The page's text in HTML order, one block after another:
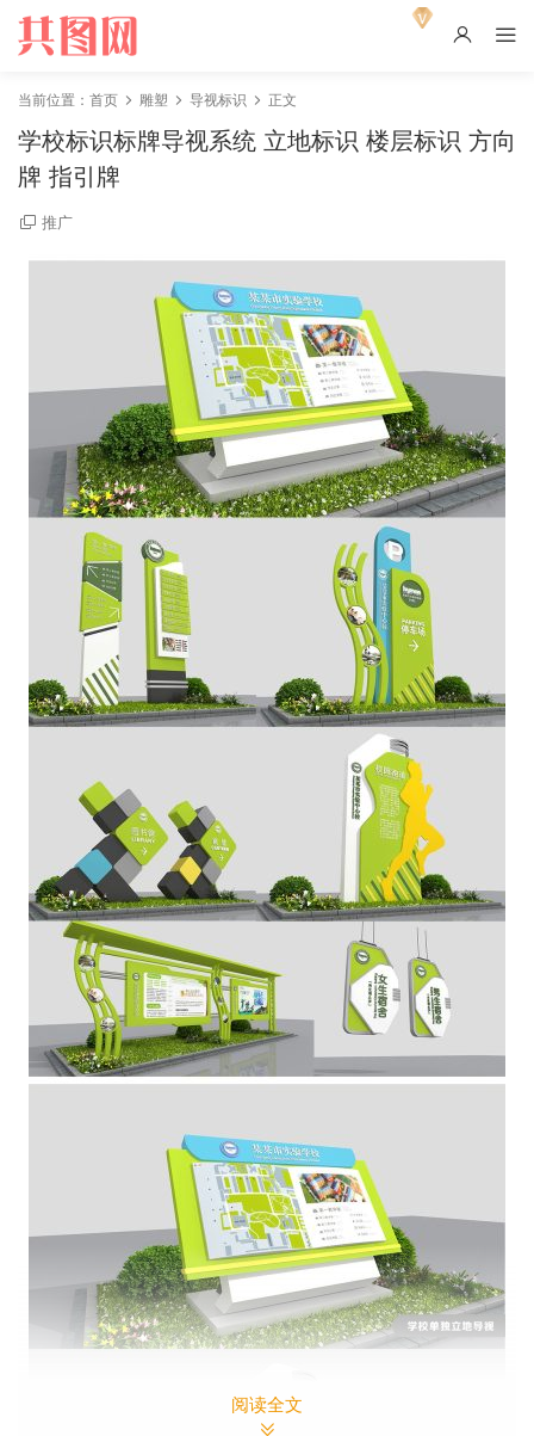
当前位置： 首页 雕塑 导视标识 正文
学校标识标牌导视系统 立地标识 楼层标识 方向
牌 指引牌
推广
阅读全文